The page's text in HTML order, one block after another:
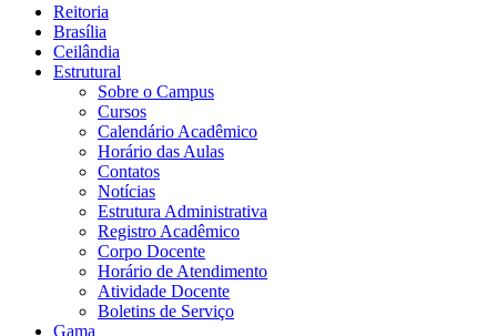
Reitoria
Brasília
Ceilândia
Estrutural
Sobre o Campus
Cursos
Calendário Acadêmico
Horário das Aulas
Contatos
Notícias
Estrutura Administrativa
Registro Acadêmico
Corpo Docente
Horário de Atendimento
Atividade Docente
Boletins de Serviço
Gama